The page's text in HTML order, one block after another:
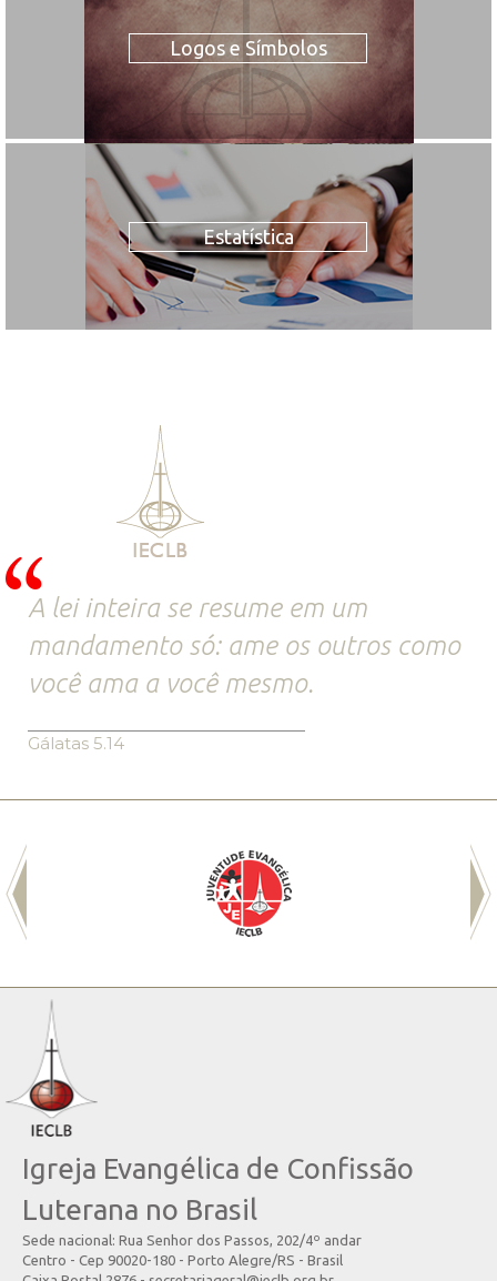
Logos e Símbolos
Estatística
A lei inteira se resume em um
mandamento só: ame os outros como
você ama a você mesmo.
Gálatas 5.14
Igreja Evangélica de Confissão
Luterana no Brasil
Sede nacional: Rua Senhor dos Passos, 202/4º andar
Centro - Cep 90020-180 - Porto Alegre/RS - Brasil